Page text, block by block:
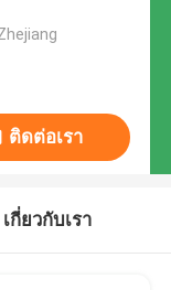
ติดต่อเรา
เกี่ยวกับเรา